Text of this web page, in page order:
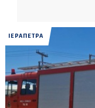
ΙΕΡΑΠΕΤΡΑ